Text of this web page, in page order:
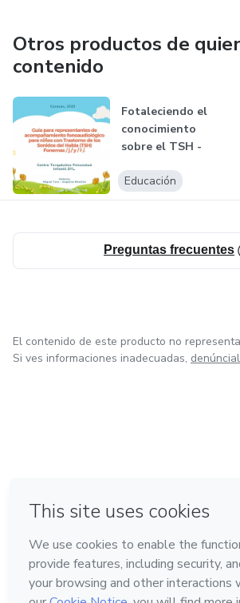
Otros productos de
contenido
Fotaleciendo el
conocimiento
sobre el TSH -
Educación
Preguntas frecuentes
El contenido de este producto no
Si ves informaciones inadecuadas,
Hecho con❤ en Ciudad de México
Conoce Hotmart